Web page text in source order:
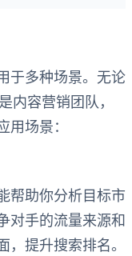
于多种场景。无论
内容营销团队，
用场景：
帮助你分析目标市
对手的流量来源和
，提升搜索排名。